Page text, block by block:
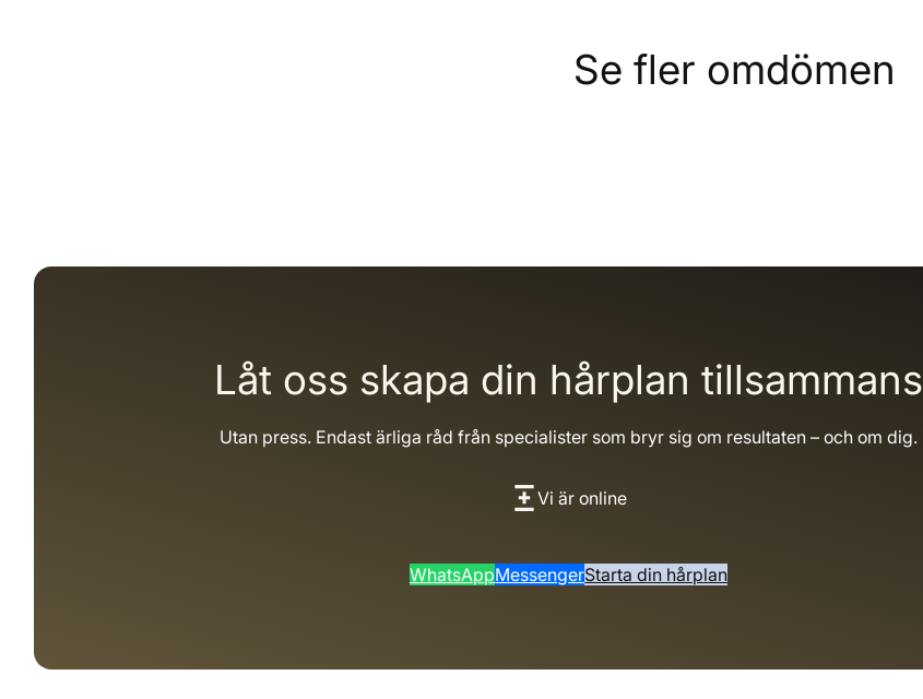
Se fler omdömen
Låt oss skapa din hårplan tillsammans
Utan press. Endast ärliga råd från specialister som bryr sig om resultaten – och om dig.
Vi är online
WhatsAppMessengerStarta din hårplan